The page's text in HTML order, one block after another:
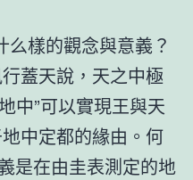
么樣的觀念與意義？
蓋天說，天之中極
中”可以實現王與天
中定都的緣由。何
是在由圭表測定的地